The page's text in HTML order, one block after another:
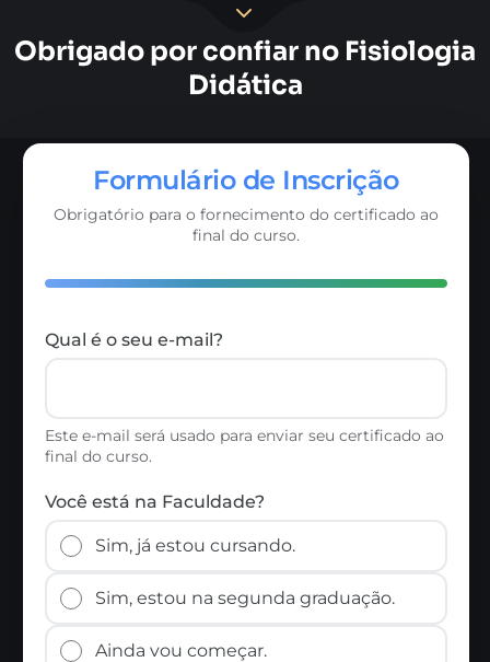
Obrigado por confiar no Fisiologia
Didática
Formulário de Inscrição
Obrigatório para o fornecimento do certificado ao
final do curso.
Qual é o seu e-mail?
Este e-mail será usado para enviar seu certificado ao
final do curso.
Você está na Faculdade?
Sim, já estou cursando.
Sim, estou na segunda graduação.
Ainda vou começar.